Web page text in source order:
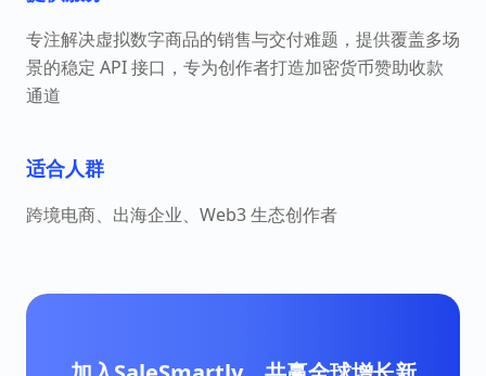
专注解决虚拟数字商品的销售与交付难题，提供覆盖多场
景的稳定 API 接口，专为创作者打造加密货币赞助收款
通道
适合人群
跨境电商、出海企业、Web3 生态创作者